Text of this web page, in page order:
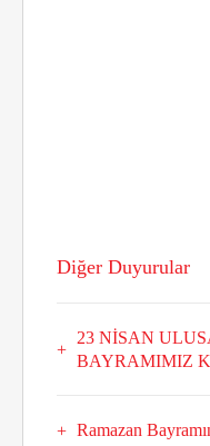
Diğer Duyurular
23 NİSAN
BAYRAMIMIZ
Ramazan